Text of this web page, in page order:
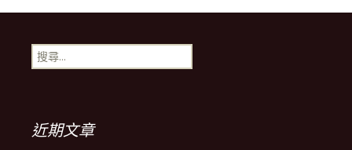
導
覽
列
搜
尋
近期文章